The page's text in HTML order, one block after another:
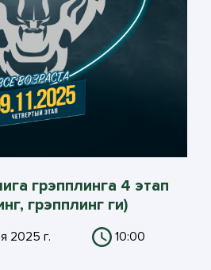
грэпплинга 4 этап
грэпплинг ги)
2025 г. 10:00